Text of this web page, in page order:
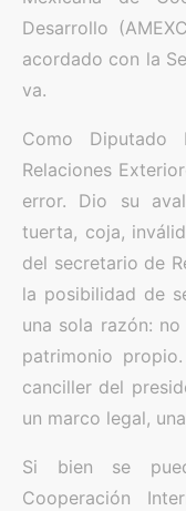
Desarrollo
acordado con la
va.
Como Diputado
Relaciones
error. Dio su
tuerta, coja,
del secretario de
la posibilidad de
una sola razón:
patrimonio
canciller del
un marco legal,
Si bien se
Cooperación